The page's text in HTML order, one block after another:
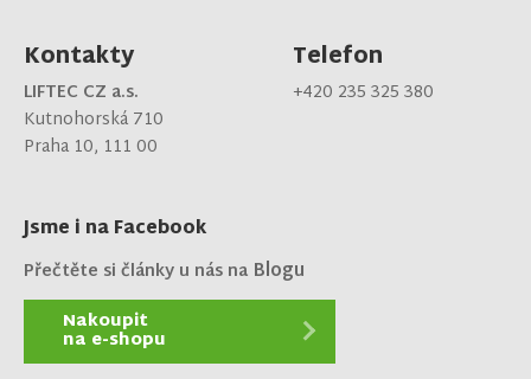
Kontakty
LIFTEC CZ a.s.
Kutnohorská 710
Praha 10, 111 00
Telefon
+420 235 325 380
Jsme i na Facebook
Přečtěte si články u nás na Blogu
Nakoupit
na e-shopu